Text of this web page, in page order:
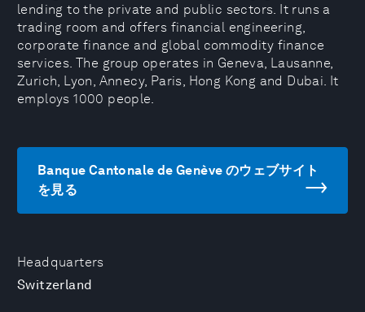
Headquarters
Switzerland
lending to the private and public sectors. It runs a
trading room and offers financial engineering,
corporate finance and global commodity finance
services. The group operates in Geneva, Lausanne,
Zurich, Lyon, Annecy, Paris, Hong Kong and Dubai. It
employs 1000 people.
Banque Cantonale de Genève のウェブサイト
を見る